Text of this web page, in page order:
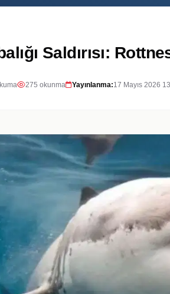
Saldırısı:
275 okunma Yayınlanma:17 Mayıs 2026